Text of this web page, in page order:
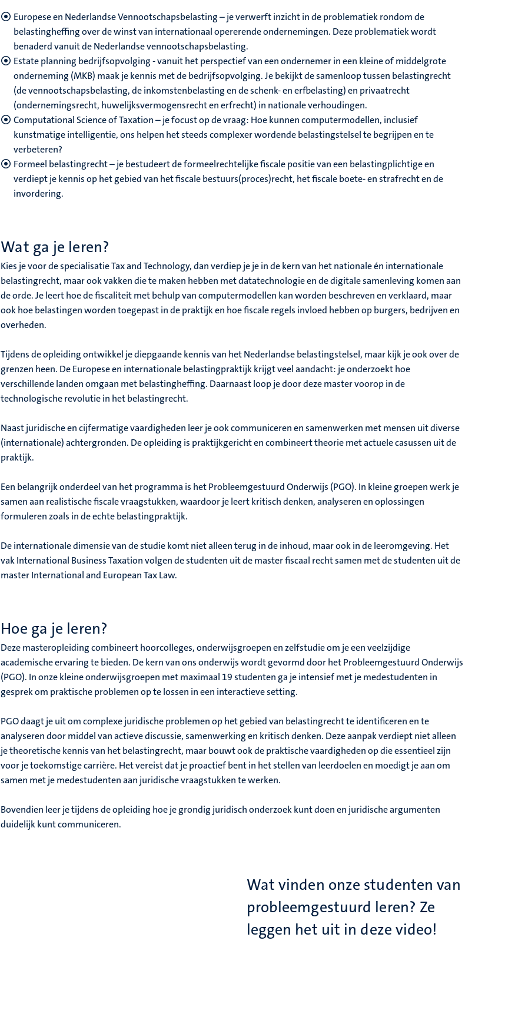
Europese en Nederlandse Vennootschapsbelasting – je verwerft inzicht in de problematiek rondom de
belastingheffing over de winst van internationaal opererende ondernemingen. Deze problematiek wordt
benaderd vanuit de Nederlandse vennootschapsbelasting.
Estate planning bedrijfsopvolging - vanuit het perspectief van een ondernemer in een kleine of middelgrote
onderneming (MKB) maak je kennis met de bedrijfsopvolging. Je bekijkt de samenloop tussen belastingrecht
(de vennootschapsbelasting, de inkomstenbelasting en de schenk- en erfbelasting) en privaatrecht
(ondernemingsrecht, huwelijksvermogensrecht en erfrecht) in nationale verhoudingen.
Computational Science of Taxation – je focust op de vraag: Hoe kunnen computermodellen, inclusief
kunstmatige intelligentie, ons helpen het steeds complexer wordende belastingstelsel te begrijpen en te
verbeteren?
Formeel belastingrecht – je bestudeert de formeelrechtelijke fiscale positie van een belastingplichtige en
verdiept je kennis op het gebied van het fiscale bestuurs(proces)recht, het fiscale boete- en strafrecht en de
invordering.
Wat ga je leren?
Kies je voor de specialisatie Tax and Technology, dan verdiep je je in de kern van het nationale én internationale
belastingrecht, maar ook vakken die te maken hebben met datatechnologie en de digitale samenleving komen aan
de orde. Je leert hoe de fiscaliteit met behulp van computermodellen kan worden beschreven en verklaard, maar
ook hoe belastingen worden toegepast in de praktijk en hoe fiscale regels invloed hebben op burgers, bedrijven en
overheden.
Tijdens de opleiding ontwikkel je diepgaande kennis van het Nederlandse belastingstelsel, maar kijk je ook over de
grenzen heen. De Europese en internationale belastingpraktijk krijgt veel aandacht: je onderzoekt hoe
verschillende landen omgaan met belastingheffing. Daarnaast loop je door deze master voorop in de
technologische revolutie in het belastingrecht.
Naast juridische en cijfermatige vaardigheden leer je ook communiceren en samenwerken met mensen uit diverse
(internationale) achtergronden. De opleiding is praktijkgericht en combineert theorie met actuele casussen uit de
praktijk.
Een belangrijk onderdeel van het programma is het Probleemgestuurd Onderwijs (PGO). In kleine groepen werk je
samen aan realistische fiscale vraagstukken, waardoor je leert kritisch denken, analyseren en oplossingen
formuleren zoals in de echte belastingpraktijk.
De internationale dimensie van de studie komt niet alleen terug in de inhoud, maar ook in de leeromgeving. Het
vak International Business Taxationvolgende studenten uit de master fiscaal recht samen met de studenten uit de
master International and European Tax Law.
Hoe ga je leren?
Deze masteropleiding combineert hoorcolleges, onderwijsgroepen en zelfstudie om je een veelzijdige
academische ervaring te bieden. De kern van ons onderwijs wordt gevormd door het Probleemgestuurd Onderwijs
(PGO). In onze kleine onderwijsgroepen met maximaal 19 studenten ga je intensief met je medestudenten in
gesprek om praktische problemen op te lossen in een interactieve setting.
PGO daagt je uit om complexe juridische problemen op het gebied van belastingrecht te identificeren en te
analyseren door middel van actieve discussie, samenwerking en kritisch denken. Deze aanpak verdiept niet alleen
je theoretische kennis van het belastingrecht, maar bouwt ook de praktische vaardigheden op die essentieel zijn
voor je toekomstige carrière. Het vereist dat je proactief bent in het stellen van leerdoelen en moedigt je aan om
samen met je medestudenten aan juridische vraagstukken te werken.
Bovendien leer je tijdens de opleiding hoe je grondig juridisch onderzoek kunt doen en juridische argumenten
duidelijk kunt communiceren.
Wat vinden onze studenten van
probleemgestuurd leren? Ze
leggen het uit in deze video!